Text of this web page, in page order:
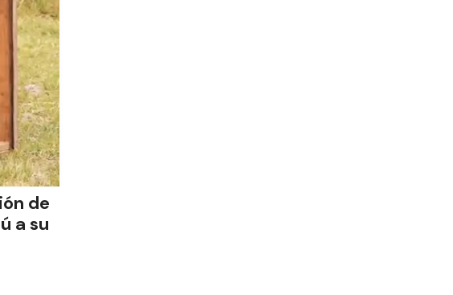
de
a su